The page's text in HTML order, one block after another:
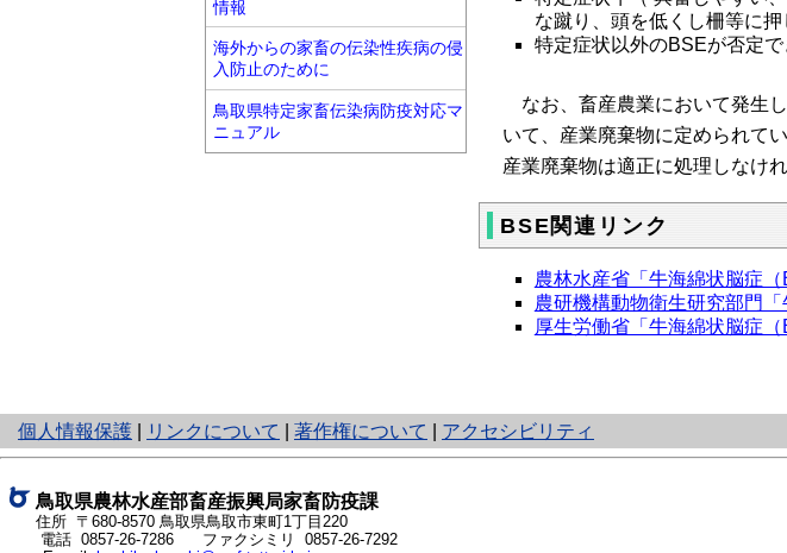
情報
海外からの家畜の伝染性疾病の侵
入防止のために
鳥取県特定家畜伝染病防疫対応マ
ニュアル
な蹴り、頭を低くし柵等に
特定症状以外のBSEが否定
なお、畜産農業において発生
いて、産業廃棄物に定められてい
産業廃棄物は適正に処理しなけ
BSE関連リンク
農林水産省「牛海綿状脳症（
農研機構動物衛生研究部門
厚生労働省「牛海綿状脳症（
個人情報保護
と
り
ッ
ト
へ
リンクについて 著作権について アクセシビリティ
鳥取県農林水産部畜産振興局家畜防疫課
住所 〒680-8570 鳥取県鳥取市東町1丁目220
電話 0857-26-7286
ファクシミリ 0857-26-7292